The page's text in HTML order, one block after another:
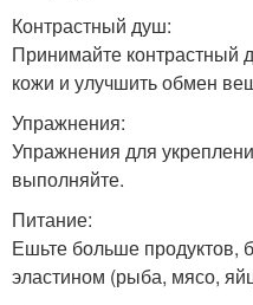
Контрастный душ:
Принимайте контрастный
кожи и улучшить обмен
Упражнения:
Упражнения для
выполняйте.
Питание:
Ешьте больше продуктов,
эластином (рыба, мясо,